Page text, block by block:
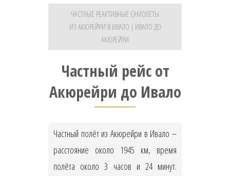
ЧАСТНЫЕ РЕАКТИВНЫЕ САМОЛЁТЫ
ИЗ АКЮРЕЙРИ В ИВАЛО | ИВАЛО ДО
АКЮРЕЙРИ
Частный рейс от
Акюрейри до Ивало
Частный полёт из Акюрейри в Ивало –
расстояние около 1945 км, время
полёта около 3 часов и 24 минут.